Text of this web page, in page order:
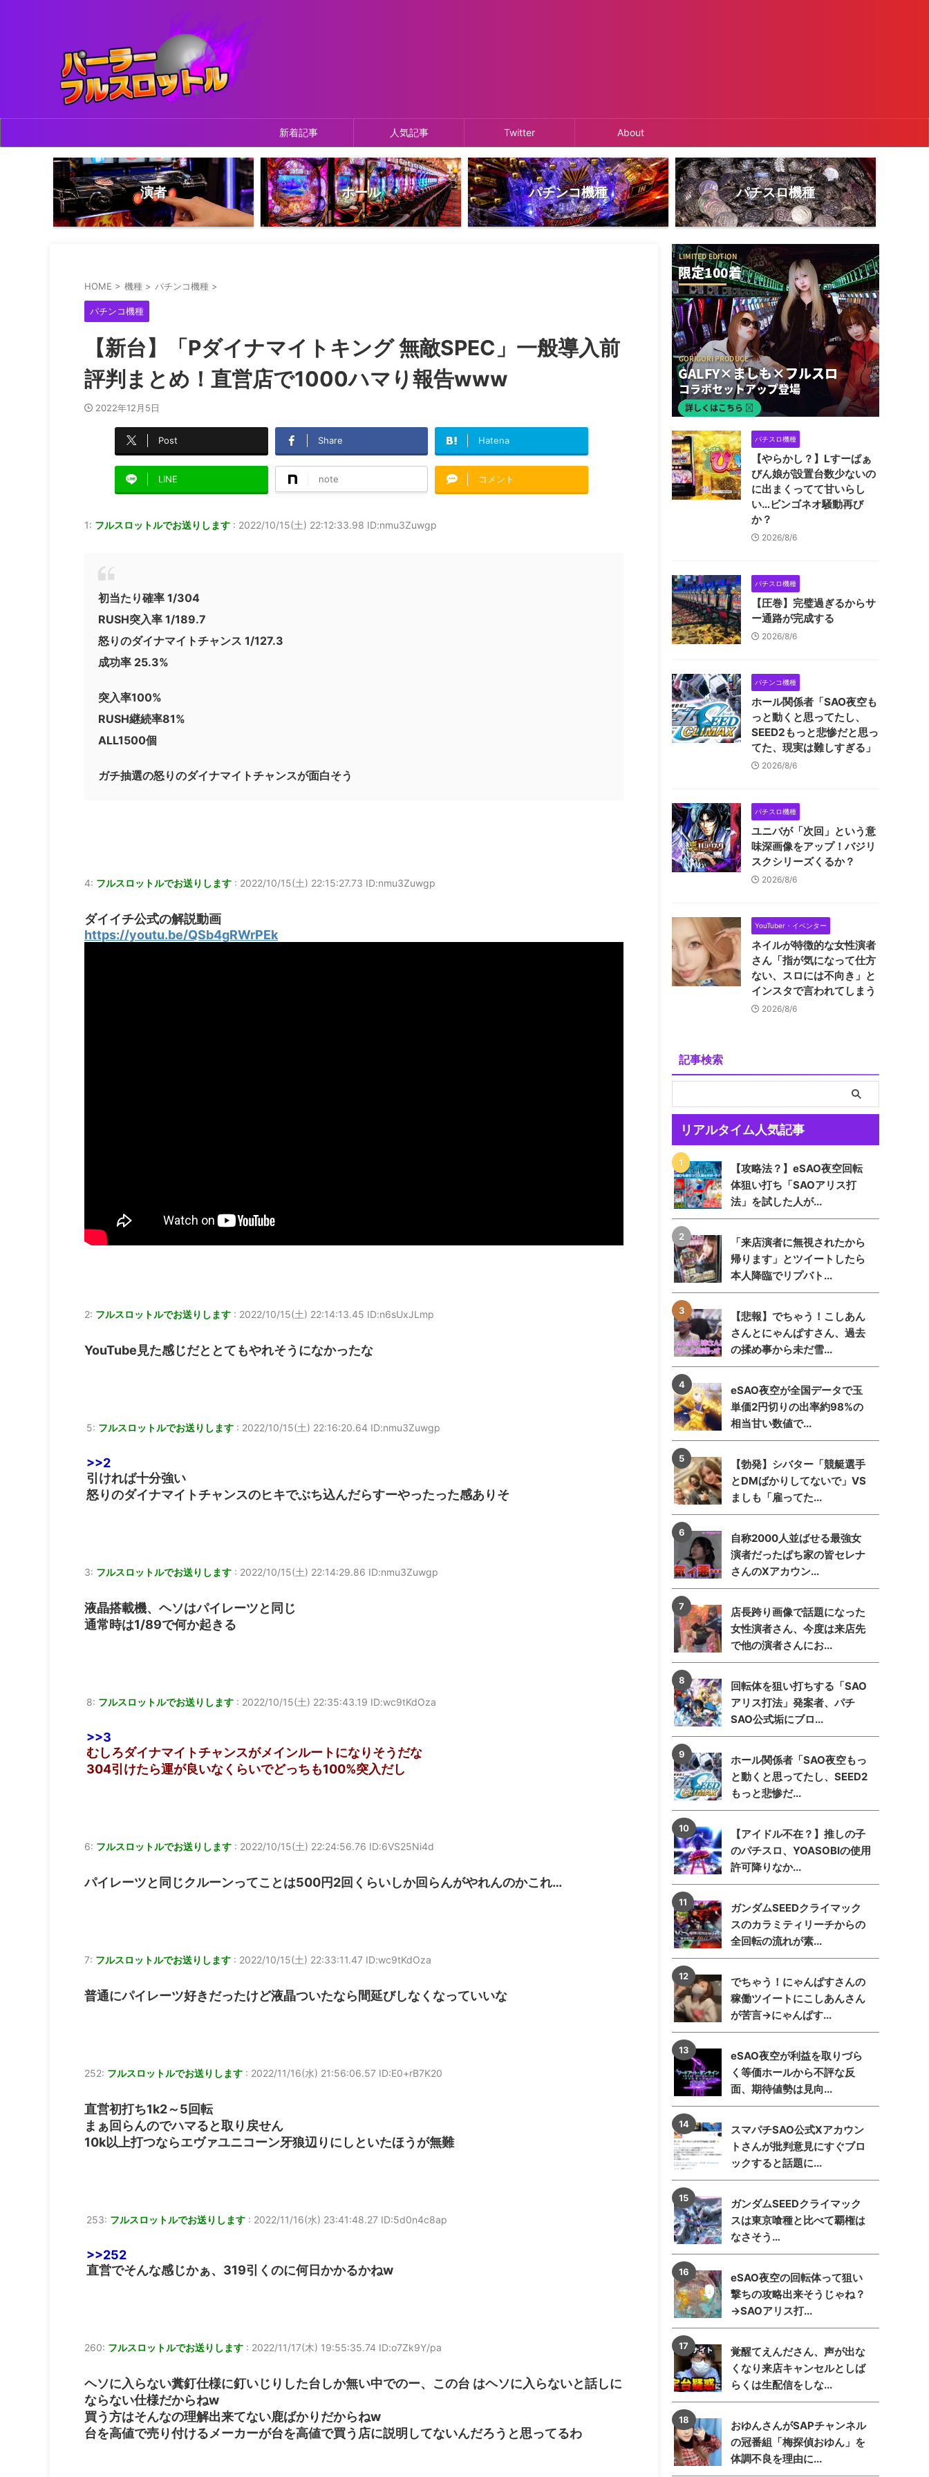
新着記事 人気記事 Twitter About
演者 ホール パチンコ機種 パチスロ機種
HOME > 機種 > パチンコ機種 >
パチンコ機種
【新台】「Pダイナマイトキング 無敵SPEC」一般導入前
評判まとめ！直営店で1000ハマり報告www
2022年12月5日
Post Share Hatena
LINE note コメント
1: フルスロットルでお送りします : 2022/10/15(土) 22:12:33.98 ID:nmu3Zuwgp
初当たり確率 1/304
RUSH突入率 1/189.7
怒りのダイナマイトチャンス 1/127.3
成功率 25.3%
突入率100%
RUSH継続率81%
ALL1500個
ガチ抽選の怒りのダイナマイトチャンスが面白そう
4: フルスロットルでお送りします : 2022/10/15(土) 22:15:27.73 ID:nmu3Zuwgp
ダイイチ公式の解説動画
https://youtu.be/QSb4gRWrPEk
2: フルスロットルでお送りします : 2022/10/15(土) 22:14:13.45 ID:n6sUxJLmp
YouTube見た感じだととてもやれそうになかったな
5: フルスロットルでお送りします : 2022/10/15(土) 22:16:20.64 ID:nmu3Zuwgp
>>2
引ければ十分強い
怒りのダイナマイトチャンスのヒキでぶち込んだらすーやったった感ありそ
3: フルスロットルでお送りします : 2022/10/15(土) 22:14:29.86 ID:nmu3Zuwgp
液晶搭載機、ヘソはパイレーツと同じ
通常時は1/89で何か起きる
8: フルスロットルでお送りします : 2022/10/15(土) 22:35:43.19 ID:wc9tKdOza
>>3
むしろダイナマイトチャンスがメインルートになりそうだな
304引けたら運が良いなくらいでどっちも100%突入だし
6: フルスロットルでお送りします : 2022/10/15(土) 22:24:56.76 ID:6VS25Ni4d
パイレーツと同じクルーンってことは500円2回くらいしか回らんがやれんのかこれ…
7: フルスロットルでお送りします : 2022/10/15(土) 22:33:11.47 ID:wc9tKdOza
普通にパイレーツ好きだったけど液晶ついたなら間延びしなくなっていいな
252: フルスロットルでお送りします : 2022/11/16(水) 21:56:06.57 ID:E0+rB7K20
直営初打ち1k2～5回転
まぁ回らんのでハマると取り戻せん
10k以上打つならエヴァユニコーン牙狼辺りにしといたほうが無難
253: フルスロットルでお送りします : 2022/11/16(水) 23:41:48.27 ID:5d0n4c8ap
>>252
直営でそんな感じかぁ、319引くのに何日かかるかねw
260: フルスロットルでお送りします : 2022/11/17(木) 19:55:35.74 ID:o7Zk9Y/pa
ヘソに入らない糞釘仕様に釘いじりした台しか無い中でのー、この台 はヘソに入らないと話しに
ならない仕様だからねw
買う方はそんなの理解出来てない鹿ばかりだからねw
台を高値で売り付けるメーカーが台を高値で買う店に説明してないんだろうと思ってるわ
パチスロ機種
【やらかし？】Lすーぱぁ
びん娘が設置台数少ないの
に出まくってて甘いらし
い…ビンゴネオ騒動再び
か？
2026/8/6
パチスロ機種
【圧巻】完璧過ぎるからサ
ー通路が完成する
2026/8/6
パチンコ機種
ホール関係者「SAO夜空も
っと動くと思ってたし、
SEED2もっと悲惨だと思っ
てた、現実は難しすぎる」
2026/8/6
パチスロ機種
ユニバが「次回」という意
味深画像をアップ！バジリ
スクシリーズくるか？
2026/8/6
YouTuber・イベンター
ネイルが特徴的な女性演者
さん「指が気になって仕方
ない、スロには不向き」と
インスタで言われてしまう
2026/8/6
記事検索
リアルタイム人気記事
【攻略法？】eSAO夜空回転
体狙い打ち「SAOアリス打
法」を試した人が...
「来店演者に無視されたから
帰ります」とツイートしたら
本人降臨でリプバト...
【悲報】でちゃう！こしあん
さんとにゃんぱすさん、過去
の揉め事から未だ雪...
eSAO夜空が全国データで玉
単価2円切りの出率約98%の
相当甘い数値で...
【勃発】シバター「競艇選手
とDMばかりしてないで」VS
ましも「雇ってた...
自称2000人並ばせる最強女
演者だったぱち家の皆セレナ
さんのXアカウン...
店長跨り画像で話題になった
女性演者さん、今度は来店先
で他の演者さんにお...
回転体を狙い打ちする「SAO
アリス打法」発案者、パチ
SAO公式垢にブロ...
ホール関係者「SAO夜空もっ
と動くと思ってたし、SEED2
もっと悲惨だ...
【アイドル不在？】推しの子
のパチスロ、YOASOBIの使用
許可降りなか...
ガンダムSEEDクライマック
スのカラミティリーチからの
全回転の流れが素...
でちゃう！にゃんぱすさんの
稼働ツイートにこしあんさん
が苦言→にゃんぱす...
eSAO夜空が利益を取りづら
く等価ホールから不評な反
面、期待値勢は見向...
スマパチSAO公式Xアカウン
トさんが批判意見にすぐブロ
ックすると話題に...
ガンダムSEEDクライマック
スは東京喰種と比べて覇権は
なさそう…
eSAO夜空の回転体って狙い
撃ちの攻略出来そうじゃね？
→SAOアリス打...
覚醒てえんださん、声が出な
くなり来店キャンセルとしば
らくは生配信をしな...
おゆんさんがSAPチャンネル
の冠番組「梅探偵おゆん」を
体調不良を理由に...